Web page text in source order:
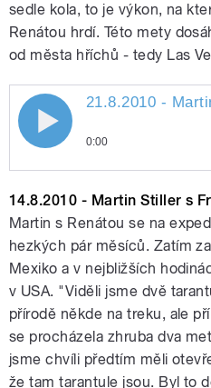
pause
sedle kola, to je výkon, na
Renátou hrdí. Této mety
od města hříchů - tedy Las
21.8.2010 - Martin
Dvořákovou
pause
21.8.2010 -
0:00
Ilonou
14.8.2010 - Martin Stiller s
Martin s Renátou se na
hezkých pár měsíců. Zatím
Mexiko a v nejbližších
v USA. "Viděli jsme dvě
přírodě někde na treku, ale
se procházela zhruba dva
jsme chvíli předtím měli
že tam tarantule jsou. Byl to